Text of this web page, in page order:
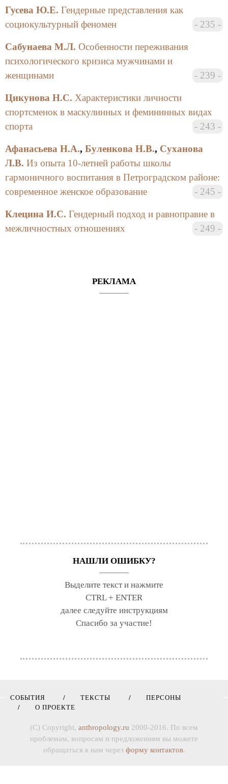
Гусева Ю.Е. Гендерные представления как
социокультурный феномен
235
Сабунаева М.Л. Особенности переживания
психологического кризиса мужчинами и
женщинами
239
Цикунова Н.С. Характеристики личности
спортсменок в маскулинных и фемининных видах
спорта
243
Афанасьева Н.А., Буленкова Н.В., Суханова
Л.В. Из опыта 10-летней работы школы
гармоничного воспитания в Петроградском районе:
современное женское образование
245
Клецина И.С. Гендерный подход и равноправие в
межличностных отношениях
249
РЕКЛАМА
НАШЛИ ОШИБКУ?
Выделите текст и нажмите
CTRL + ENTER
далее следуйте инструкциям
Спасибо за участие!
СОБЫТИЯ ТЕКСТЫ
ПЕРСОНЫ
О ПРОЕКТЕ
(C) Copyright, anthropology.ru 2000-2016. По всем
проблемам, вопросам и предложениям вы можете
обращаться к нам через форму контактов.